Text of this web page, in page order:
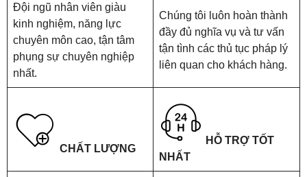
Đội ngũ nhân viên giàu
kinh nghiệm, năng lực
chuyên môn cao, tận tâm
phụng sự chuyên nghiệp
nhất.
Chúng tôi luôn hoàn thành
đầy đủ nghĩa vụ và tư vấn
tận tình các thủ tục pháp lý
liên quan cho khách hàng.
CHẤT LƯỢNG
HỖ TRỢ TỐT
NHẤT